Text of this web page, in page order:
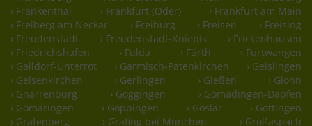
› Frankenthal
› Frankfurt (Oder)
› Frankfurt am Main
› Freiberg am Neckar
› Freiburg › Freisen
› Freising
› Freudenstadt
› Freudenstadt-Kniebis
› Frickenhausen
› Friedrichshafen
› Fulda › Fürth
› Furtwangen
› Gaildorf-Unterrot
› Garmisch-Patenkirchen
› Geislingen
› Gelsenkirchen
› Gerlingen › Gießen
› Glonn
› Gnarrenburg
› Göggingen
› Gomadingen-Dapfen
› Gomaringen
› Göppingen › Goslar
› Göttingen
› Grafenberg
› Grafing bei München
› Großaspach